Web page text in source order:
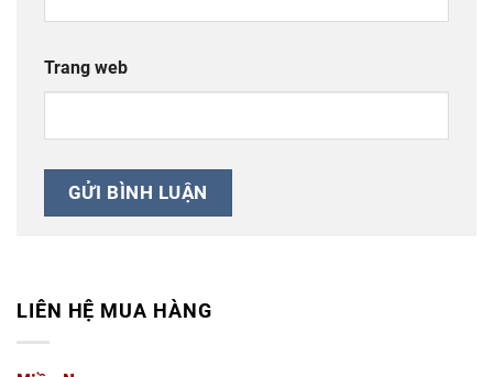
Trang web
LIÊN HỆ MUA HÀNG